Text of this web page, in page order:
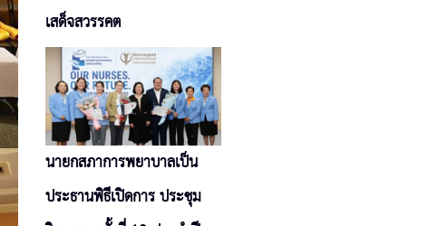
เสด็จสวรรคต
นายกสภาการพยาบาลเป็น
ประธานพิธีเปิดการ ประชุม